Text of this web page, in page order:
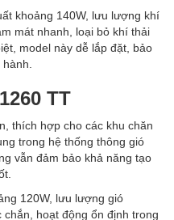
khoảng 140W, lưu lượng khí
mát nhanh, loại bỏ khí thải
model này dễ lắp đặt, bảo
TT
thích hợp cho các khu chăn
trong hệ thống thông gió
vẫn đảm bảo khả năng tạo
120W, lưu lượng gió
hoạt động ổn định trong